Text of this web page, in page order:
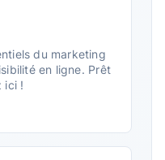
du marketing
en ligne. Prêt
ici !